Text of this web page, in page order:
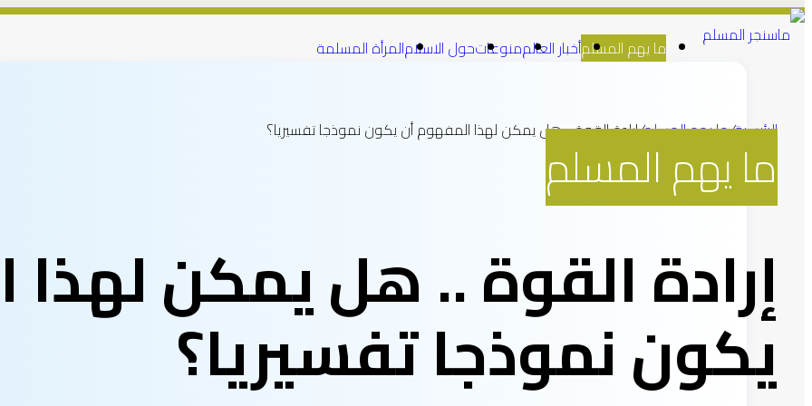
ما يهم المسلمأخبار العالممنوعاتحول الاسلامالمرأة المسلمة
الرئيسية/ما يهم المسلم/إرادة القوة .. هل يمكن لهذا المفهوم أن يكون نموذجا تفسيريا؟ما يهم المسلم
إرادة القوة .. هل يمكن
يكون نموذجا تفسيريا؟